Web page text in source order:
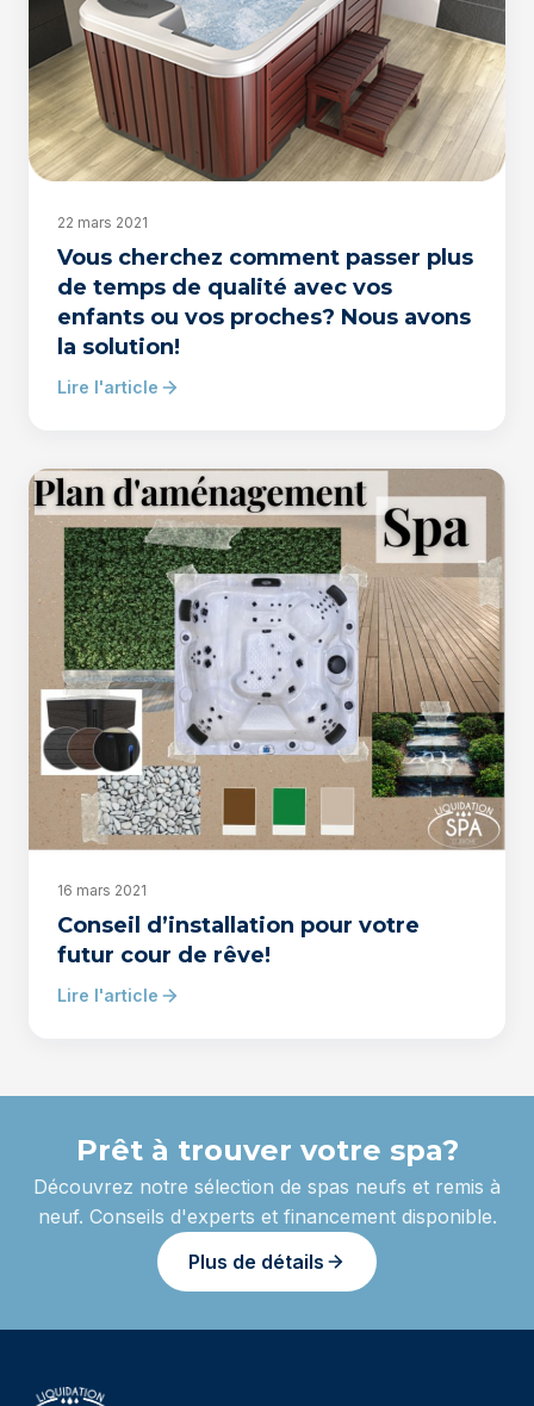
22 mars 2021
Vous cherchez comment passer plus
de temps de qualité avec vos
enfants ou vos proches? Nous avons
la solution!
Lire l'article
16 mars 2021
Conseil d’installation pour votre
futur cour de rêve!
Lire l'article
Prêt à trouver votre spa?
Découvrez notre sélection de spas neufs et remis à
neuf. Conseils d'experts et financement disponible.
Plus de détails